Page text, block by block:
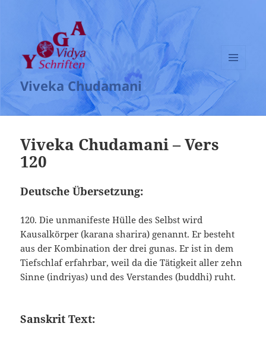
Viveka Chudamani
UND
WIDGETS
Viveka Chudamani – Vers
120
Deutsche Übersetzung:
120. Die unmanifeste Hülle des Selbst wird
Kausalkörper (karana sharira) genannt. Er besteht
aus der Kombination der drei gunas. Er ist in dem
Tiefschlaf erfahrbar, weil da die Tätigkeit aller zehn
Sinne (indriyas) und des Verstandes (buddhi) ruht.
Sanskrit Text: